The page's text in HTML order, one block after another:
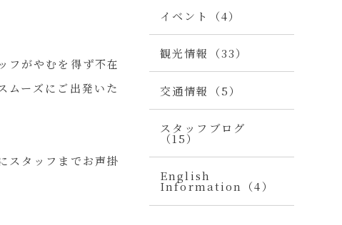
フがやむを得ず不在
ムーズにご出発いた
スタッフまでお声掛
イベント（4）
観光情報（33）
交通情報（5）
スタッフブログ
（15）
English
Information（4）